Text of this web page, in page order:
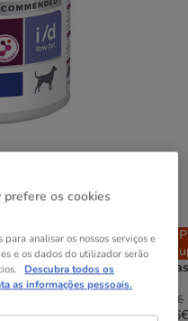
24 latas x 360
g
Pack
Poupança
111.38€
48
239.52€
prefere os cookies
analisar os nossos serviços e
e os dados do utilizador serão
Descubra todos os
as informações pessoais.